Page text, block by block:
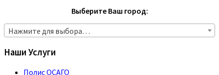
Выберите Ваш город:
Нажмите для выбора…
Наши Услуги
Полис ОСАГО